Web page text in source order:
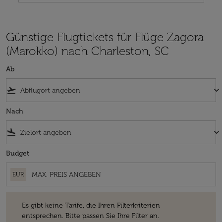
Günstige Flugtickets für Flüge Zagora
(Marokko) nach Charleston, SC
Ab
flight_takeoff keyboard_arrow_down
Nach
flight_land keyboard_arrow_down
Budget
EUR
Es gibt keine Tarife, die Ihren Filterkriterien
entsprechen. Bitte passen Sie Ihre Filter an.